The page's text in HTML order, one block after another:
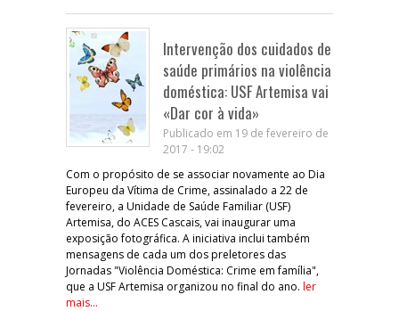
Intervenção dos cuidados de
saúde primários na violência
doméstica: USF Artemisa vai
«Dar cor à vida»
Publicado em 19 de fevereiro de
2017 - 19:02
Com o propósito de se associar novamente ao Dia
Europeu da Vítima de Crime, assinalado a 22 de
fevereiro, a Unidade de Saúde Familiar (USF)
Artemisa, do ACES Cascais, vai inaugurar uma
exposição fotográfica. A iniciativa inclui também
mensagens de cada um dos preletores das
Jornadas "Violência Doméstica: Crime em família",
que a USF Artemisa organizou no final do ano. ler
mais...